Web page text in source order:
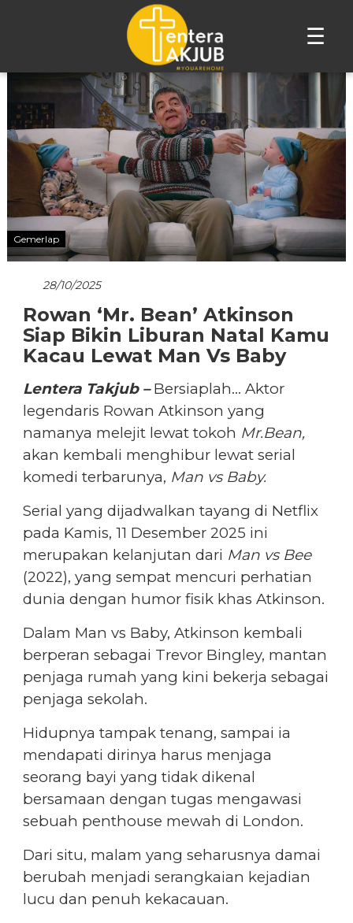
☰
Lompat
konten
Gemerlap
28/10/2025
Rowan ‘Mr. Bean’ Atkinson
Siap Bikin Liburan Natal Kamu
Kacau Lewat Man Vs Baby
Lentera Takjub – Bersiaplah… Aktor
legendaris Rowan Atkinson yang
namanya melejit lewat tokoh Mr.Bean,
akan kembali menghibur lewat serial
komedi terbarunya, Man vs Baby.
Serial yang dijadwalkan tayang di Netflix
pada Kamis, 11 Desember 2025 ini
merupakan kelanjutan dari Man vs Bee
(2022), yang sempat mencuri perhatian
dunia dengan humor fisik khas Atkinson.
Dalam Man vs Baby, Atkinson kembali
berperan sebagai Trevor Bingley, mantan
penjaga rumah yang kini bekerja sebagai
penjaga sekolah.
Hidupnya tampak tenang, sampai ia
mendapati dirinya harus menjaga
seorang bayi yang tidak dikenal
bersamaan dengan tugas mengawasi
sebuah penthouse mewah di London.
Dari situ, malam yang seharusnya damai
berubah menjadi serangkaian kejadian
lucu dan penuh kekacauan.